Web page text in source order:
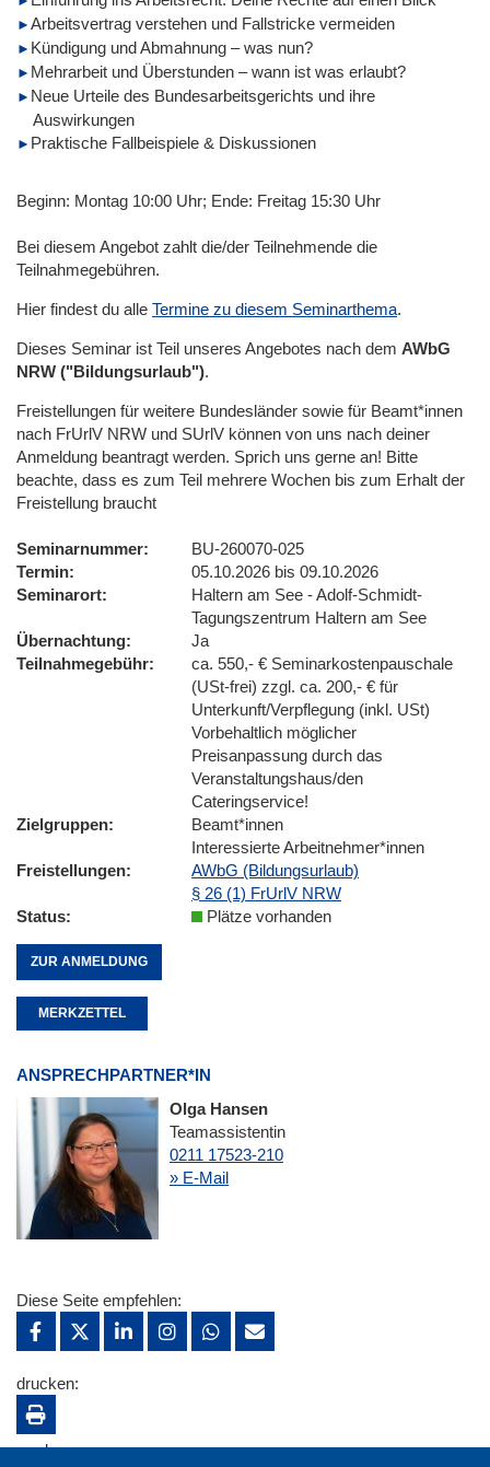
Arbeitsvertrag verstehen und Fallstricke vermeiden
Kündigung und Abmahnung – was nun?
Mehrarbeit und Überstunden – wann ist was erlaubt?
Neue Urteile des Bundesarbeitsgerichts und ihre
Auswirkungen
Praktische Fallbeispiele & Diskussionen
Beginn: Montag 10:00 Uhr; Ende: Freitag 15:30 Uhr
Bei diesem Angebot zahlt die/der Teilnehmende die
Teilnahmegebühren.
Hier findest du alle Termine zu diesem Seminarthema.
Dieses Seminar ist Teil unseres Angebotes nach dem AWbG
NRW ("Bildungsurlaub").
Freistellungen für weitere Bundesländer sowie für Beamt*innen
nach FrUrlV NRW und SUrlV können von uns nach deiner
Anmeldung beantragt werden. Sprich uns gerne an! Bitte
beachte, dass es zum Teil mehrere Wochen bis zum Erhalt der
Freistellung braucht
Seminarnummer
BU-260070-025
Termin
05.10.2026 bis 09.10.2026
Seminarort
Haltern am See - Adolf-Schmidt-
Tagungszentrum Haltern am See
Übernachtung
Ja
Teilnahmegebühr
ca. 550,- € Seminarkostenpauschale
(USt-frei) zzgl. ca. 200,- € für
Unterkunft/Verpflegung (inkl. USt)
Vorbehaltlich möglicher
Preisanpassung durch das
Veranstaltungshaus/den
Cateringservice!
Zielgruppen
Beamt*innen
Interessierte Arbeitnehmer*innen
Freistellungen
AWbG (Bildungsurlaub)
§ 26 (1) FrUrlV NRW
Status
Plätze vorhanden
ZUR ANMELDUNG
MERKZETTEL
ANSPRECHPARTNER*IN
Olga Hansen
Teamassistentin
0211 17523-210
» E-Mail
Diese Seite empfehlen:
drucken:
merken: